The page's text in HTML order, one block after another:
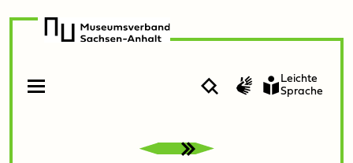
Navigation
Inhalt
Suche Gebärdenvideo
Leichte
Sprache